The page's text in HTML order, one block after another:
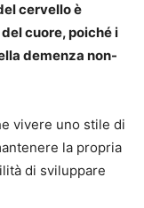
cervello è
cuore, poiché i
demenza non-
vivere uno stile di
la propria
di sviluppare